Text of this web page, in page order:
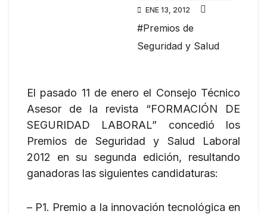
ENE 13, 2012
#Premios de
Seguridad y Salud
El pasado 11 de enero el Consejo Técnico
Asesor de la revista “FORMACIÓN DE
SEGURIDAD LABORAL” concedió los
Premios de Seguridad y Salud Laboral
2012 en su segunda edición, resultando
ganadoras las siguientes candidaturas:
– P1. Premio a la innovación tecnológica en